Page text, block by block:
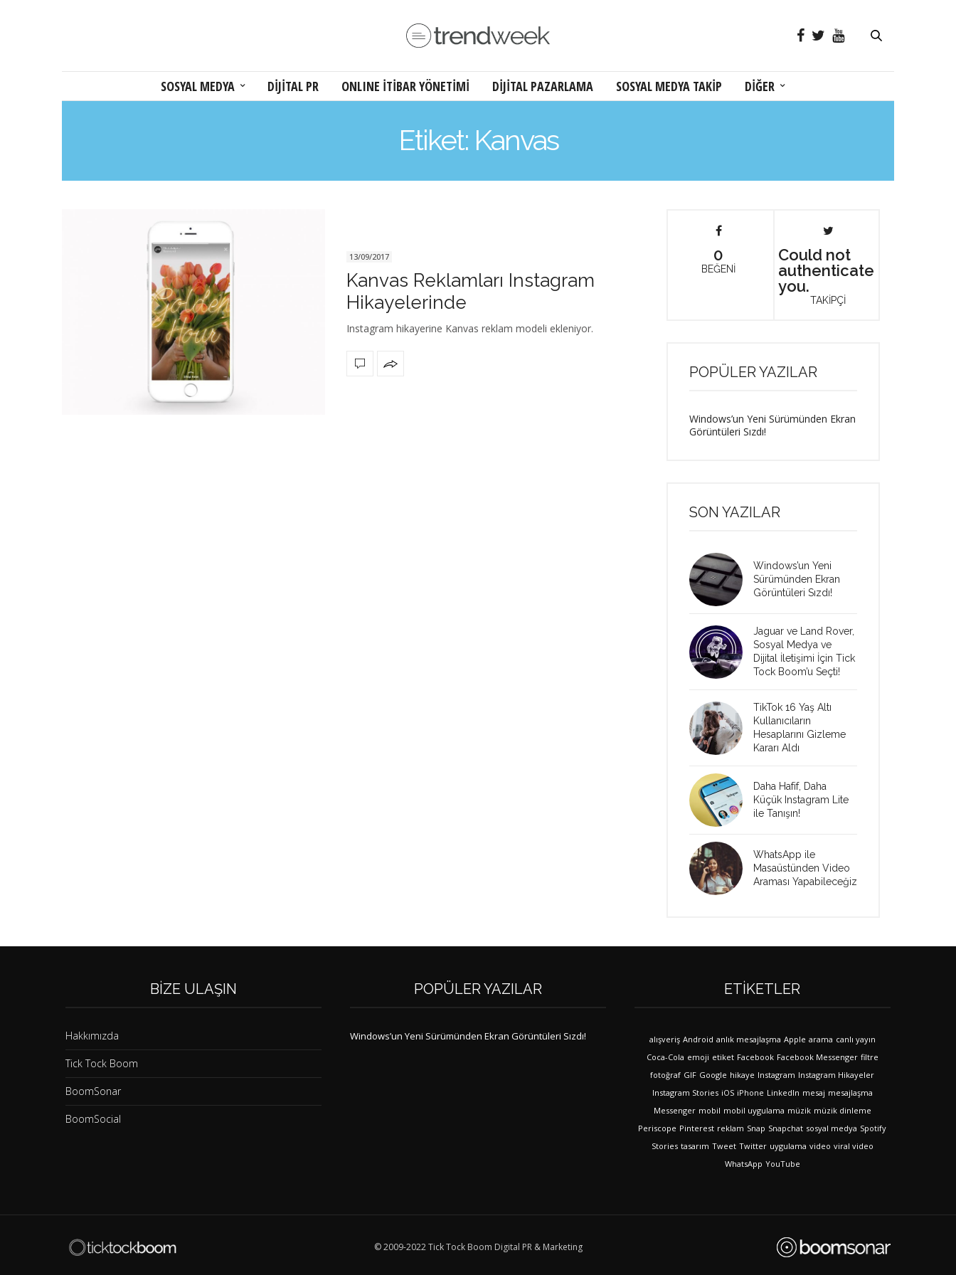
SOSYAL MEDYA DİJİTAL PR ONLINE İTİBAR YÖNETİMİ DİJİTAL PAZARLAMA SOSYAL MEDYA TAKİP DİĞER
Etiket: Kanvas
13/09/2017
Kanvas Reklamları Instagram
Hikayelerinde
Instagram hikayerine Kanvas reklam modeli ekleniyor.
0
BEĞENİ
Could not
authenticate
you.
TAKİPÇİ
POPÜLER YAZILAR
Windows’un Yeni Sürümünden Ekran
Görüntüleri Sızdı!
SON YAZILAR
Windows’un Yeni
Sürümünden Ekran
Görüntüleri Sızdı!
Jaguar ve Land Rover,
Sosyal Medya ve
Dijital İletişimi İçin Tick
Tock Boom’u Seçti!
TikTok 16 Yaş Altı
Kullanıcıların
Hesaplarını Gizleme
Kararı Aldı
Daha Hafif, Daha
Küçük Instagram Lite
ile Tanışın!
WhatsApp ile
Masaüstünden Video
Araması Yapabileceğiz
BIZE ULAŞIN
Hakkımızda
Tick Tock Boom
BoomSonar
BoomSocial
POPÜLER YAZILAR
Windows’un Yeni Sürümünden Ekran Görüntüleri Sızdı!
ETIKETLER
alışveriş Android anlık mesajlaşma Apple arama canlı yayın
Coca-Cola emoji etiket Facebook Facebook Messenger filtre
fotoğraf GIF Google hikaye Instagram Instagram Hikayeler
Instagram Stories iOS iPhone LinkedIn mesaj mesajlaşma
Messenger mobil mobil uygulama müzik müzik dinleme
Periscope Pinterest reklam Snap Snapchat sosyal medya Spotify
Stories tasarım Tweet Twitter uygulama video viral video
WhatsApp YouTube
© 2009-2022 Tick Tock Boom Digital PR & Marketing